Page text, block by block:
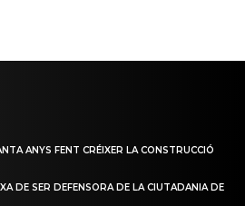
ANYS FENT CRÉIXER LA CONSTRUCCIÓ
DE SER DEFENSORA DE LA CIUTADANIA DE